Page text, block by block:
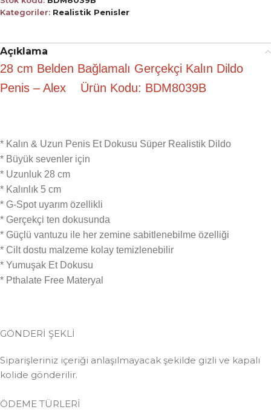
Kategoriler: Realistik Penisler
Açıklama
28 cm Belden Bağlamalı Gerçekçi Kalın Dildo
Penis – Alex Ürün Kodu: BDM8039B
* Kalın & Uzun Penis Et Dokusu Süper Realistik Dildo
* Büyük sevenler için
* Uzunluk 28 cm
* Kalınlık 5 cm
* G-Spot uyarım özellikli
* Gerçekçi ten dokusunda
* Güçlü vantuzu ile her zemine sabitlenebilme özelliği
* Cilt dostu malzeme kolay temizlenebilir
* Yumuşak Et Dokusu
* Pthalate Free Materyal
GÖNDERİ ŞEKLİ
Siparişleriniz içeriği anlaşılmayacak şekilde gizli ve kapalı
kolide gönderilir.
ÖDEME TÜRLERİ